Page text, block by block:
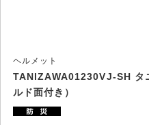
ヘルメット
TANIZAWA01230VJ-SH
ルド面付き）